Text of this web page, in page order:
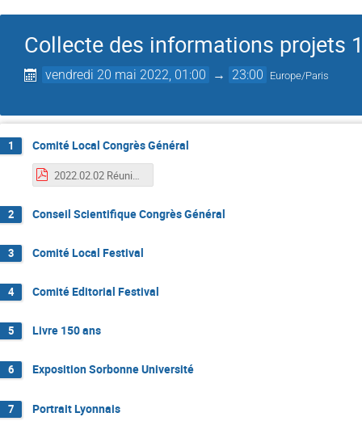
Collecte des informations projets
vendredi 20 mai 2022, 01:00 → 23:00 Europe/Paris
1 Comité Local Congrès Général
2022.02.02 Réunion CLO CG2023_01-02.pdf
2 Conseil Scientifique Congrès Général
3 Comité Local Festival
4 Comité Editorial Festival
5 Livre 150 ans
6 Exposition Sorbonne Université
7 Portrait Lyonnais